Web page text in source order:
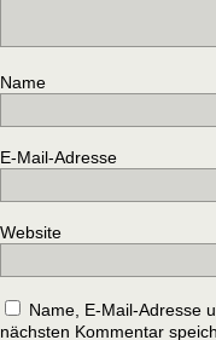
Name
E-Mail-Adresse
Website
Name, E-Mail-Adresse
nächsten Kommentar